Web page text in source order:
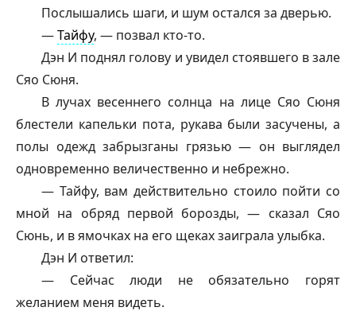
Послышались шаги, и шум остался за дверью.
—Тайфу, — позвал кто-то.
Дэн И поднял голову и увидел стоявшего в зале
Сяо Сюня.
В лучах весеннего солнца на лице Сяо Сюня
блестели капельки пота, рукава были засучены, а
полы одежд забрызганы грязью — он выглядел
одновременно величественно и небрежно.
— Тайфу, вам действительно стоило пойти со
мной на обряд первой борозды, — сказал Сяо
Сюнь, и в ямочках на его щеках заиграла улыбка.
Дэн И ответил:
— Сейчас люди не обязательно горят
желанием меня видеть.